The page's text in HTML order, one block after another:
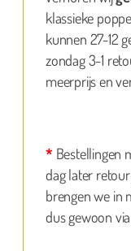
klassieke
kunnen 27-12
zondag 3-1
meerprijs en
* Bestellingen
dag later
brengen we in
dus gewoon